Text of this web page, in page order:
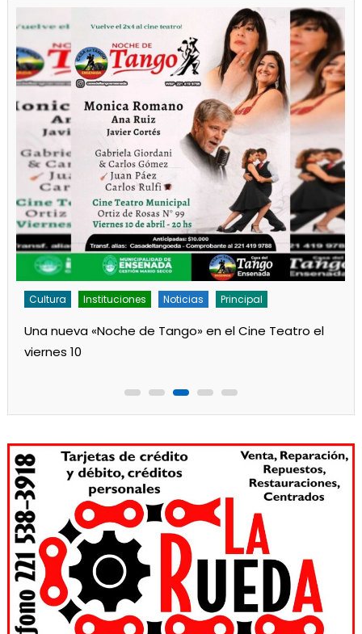
Cultura Instituciones Noticias Principal
Una nueva «Noche de Tango» en el Cine Teatro el
viernes 10